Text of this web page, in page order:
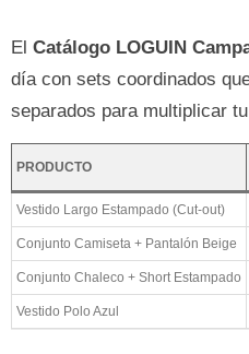
El Catálogo LOGUIN
día con sets coordinados
separados para multiplicar
PRODUCTO
Vestido Largo Estampado (Cut-out)
Conjunto Camiseta + Pantalón Beige
Conjunto Chaleco + Short Estampado
Vestido Polo Azul